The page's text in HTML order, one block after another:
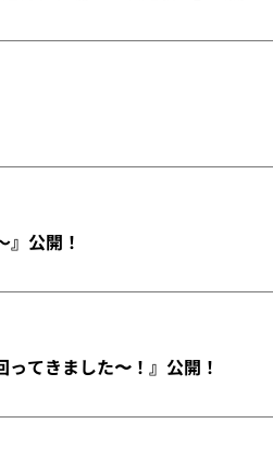
』公開！
ってきました〜！』公開！